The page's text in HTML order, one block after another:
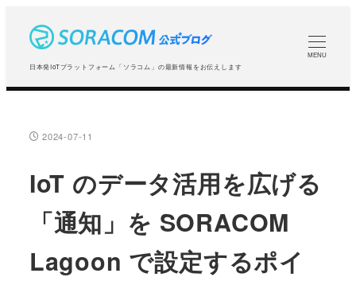
コ
日本発IoTプラットフォーム「ソラコム」の最新情報をお伝えします
MENU
投稿日
2024-07-11
IoT のデータ活用を広げる
「通知」を SORACOM
Lagoon で設定するポイ